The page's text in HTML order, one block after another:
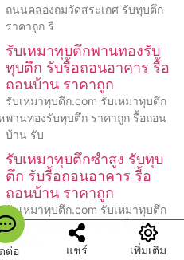
ถนนคลองถมวัดสระเกศ รับทุบตึก
ราคาถูก รื
รับเหมาทุบตึกพานทองรับ
ทุบตึก รับรื้อถอนอาคาร รื้อ
ถอนบ้าน ราคาถูก
รับเหมาทุบตึก.com รับเหมาทุบตึก
พานทองรับทุบตึก ราคาถูก รื้อถอน
บ้าน รับ
รับเหมาทุบตึกซำสูง รับทุบ
ตึก รับรื้อถอนอาคาร รื้อ
ถอนบ้าน ราคาถูก
รับเหมาทุบตึก.com รับเหมาทุบตึก
ซำสูง รับทุบตึก ราคาถูก รื้อถอน
บ้าน รับ
ต่อ แชร์ เพิ่มเติม